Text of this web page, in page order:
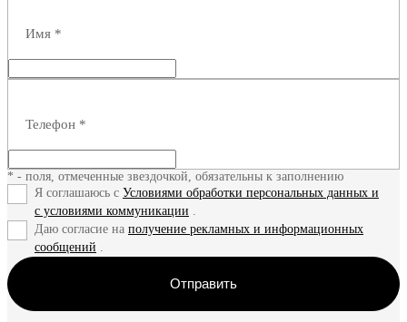
Имя *
Телефон *
* - поля, отмеченные звездочкой, обязательны к заполнению
Я соглашаюсь с Условиями обработки персональных данных и
с условиями коммуникации
Даю согласие на получение рекламных и информационных
сообщений
Отправить